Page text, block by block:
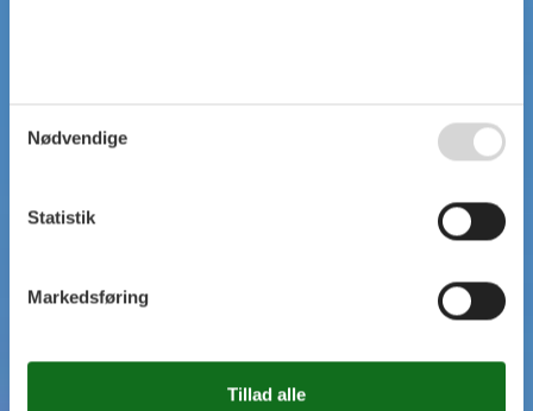
Nødvendige
Statistik
Markedsføring